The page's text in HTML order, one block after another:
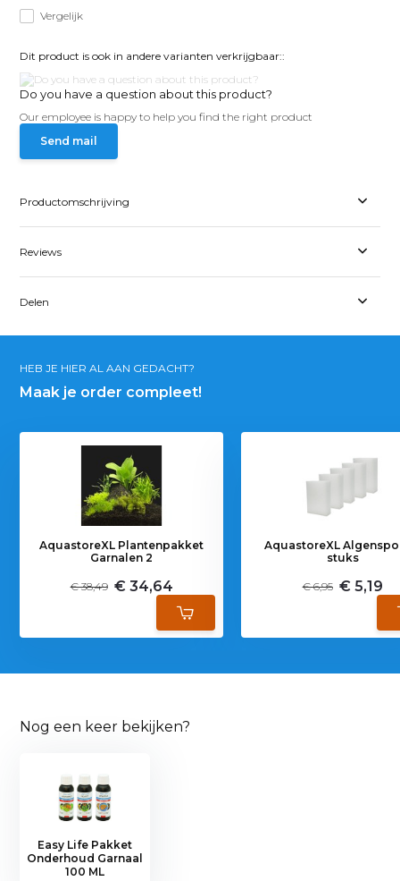
Vergelijk
Dit product is ook in andere varianten verkrijgbaar::
Do you have a question about this product?
Our employee is happy to help you find the right product
Send mail
Productomschrijving
Reviews
Delen
HEB JE HIER AL AAN GEDACHT?
Maak je order compleet!
AquastoreXL Plantenpakket
Garnalen 2
€ 38,49 € 34,64
AquastoreXL
stuks
€ 6,95 € 5,19
Nog een keer bekijken?
Easy Life Pakket
Onderhoud Garnaal
100 ML